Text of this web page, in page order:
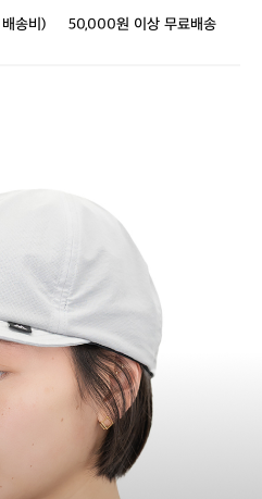
송비) 50,000원 이상 무료배송